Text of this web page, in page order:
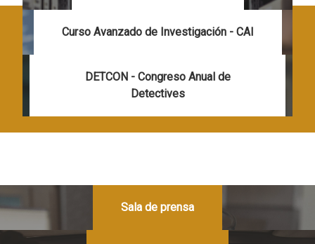
Curso Avanzado de Investigación - CAI
DETCON - Congreso Anual de
Detectives
Sala de prensa